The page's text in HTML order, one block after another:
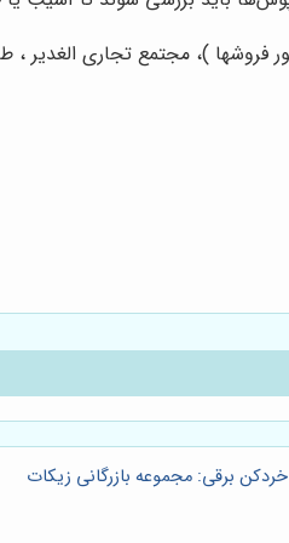
)، مجتمع تجاری الغدیر ، طبقه 5 ،
برقی: مجموعه بازرگانی زیکات